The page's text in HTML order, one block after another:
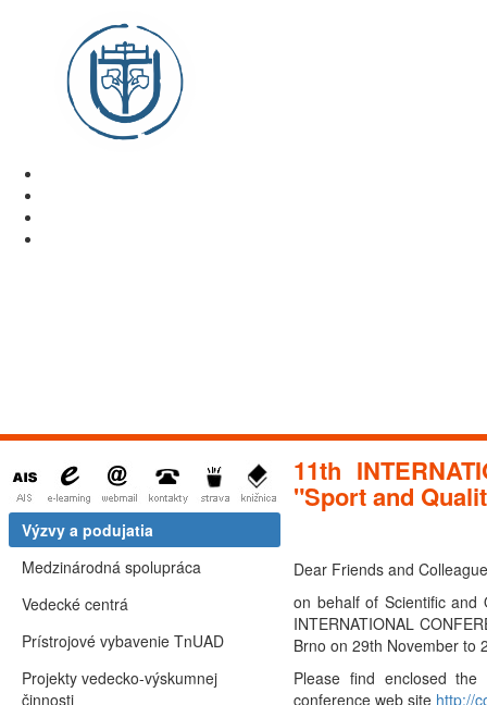
11th
"Sport and
Dear Friends and
on behalf of Scientific and
INTERNATIONAL
Brno on 29th November to
Please find enclosed
conference web site http://
Výzvy a podujatia
Medzinárodná spolupráca
Vedecké centrá
Prístrojové vybavenie TnUAD
Projekty vedecko-výskumnej
činnosti